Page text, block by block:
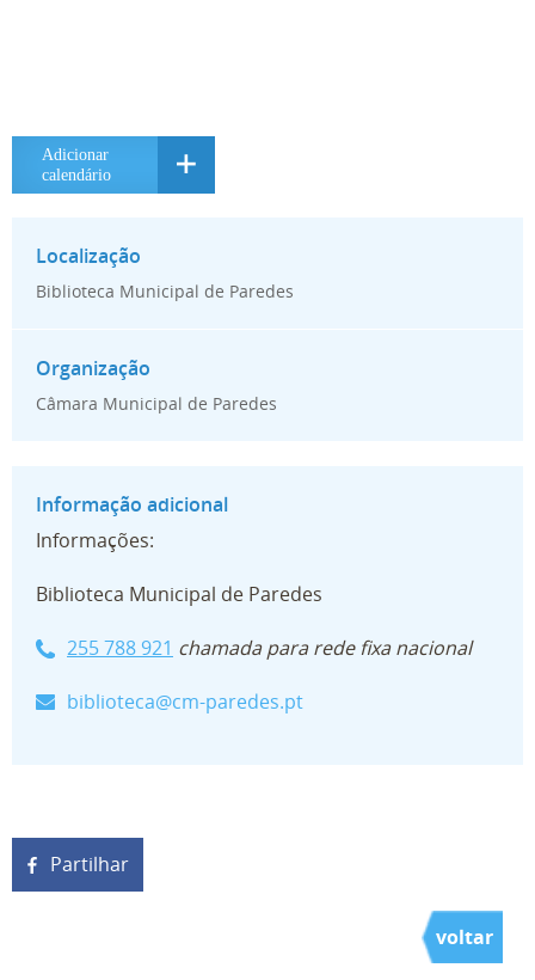
Adicionar a
calendário
Biblioteca Municipal de Paredes
Câmara Municipal de Paredes
Informações:
Biblioteca Municipal de Paredes
255 788 921 chamada para rede fixa nacional
biblioteca@cm-paredes.pt
Partilhar
voltar